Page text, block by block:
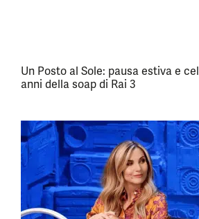
Un Posto al Sole: pausa estiva e
anni della soap di Rai 3